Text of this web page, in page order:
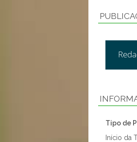
Tipo de
Início da